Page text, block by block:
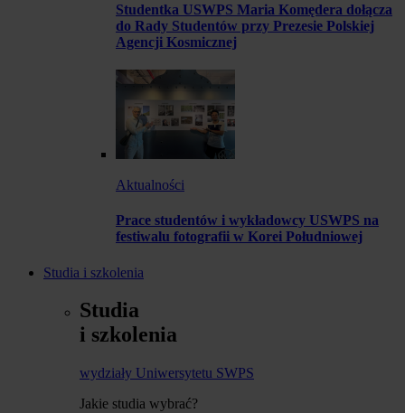
Studentka USWPS Maria Komędera dołącza
do Rady Studentów przy Prezesie Polskiej
Agencji Kosmicznej
Aktualności
Prace studentów i wykładowcy USWPS na
festiwalu fotografii w Korei Południowej
Studia i szkolenia
Studia
i szkolenia
wydziały Uniwersytetu SWPS
Jakie studia wybrać?